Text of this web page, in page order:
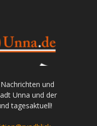
und
Unna und der
tagesaktuell!